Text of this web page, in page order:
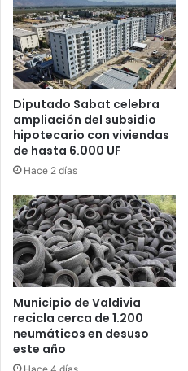
Diputado Sabat celebra
ampliación del subsidio
hipotecario con viviendas
de hasta 6.000 UF
Hace 2 días
Municipio de Valdivia
recicla cerca de 1.200
neumáticos en desuso
este año